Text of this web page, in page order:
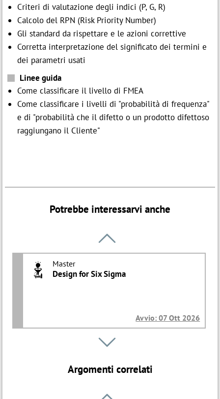
Criteri di valutazione degli indici (P, G, R)
Calcolo del RPN (Risk Priority Number)
Gli standard da rispettare e le azioni correttive
Corretta interpretazione del significato dei termini e
dei parametri usati
Linee guida
Come classificare il livello di FMEA
Come classificare i livelli di "probabilità di frequenza"
e di "probabilità che il difetto o un prodotto difettoso
raggiungano il Cliente"
Potrebbe interessarvi anche

O Master
Design for Six Sigma
Avvio: 07 Ott 2026

Argomenti correlati